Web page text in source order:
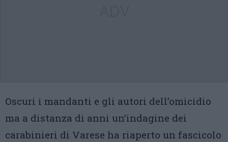
Oscuri i mandanti e gli autori dell’omicidio
ma a distanza di anni un’indagine dei
carabinieri di Varese ha riaperto un fascicolo